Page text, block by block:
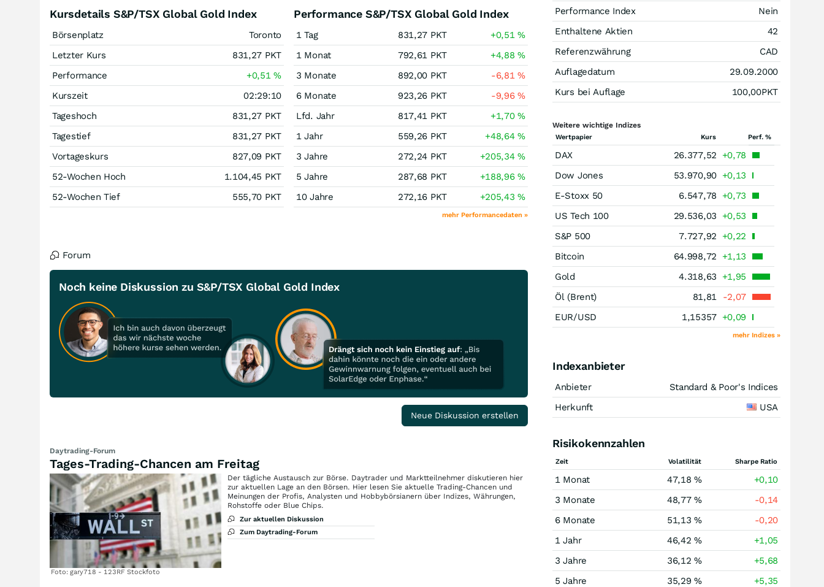
Kursdetails S&P/TSX Global Gold Index
Börsenplatz
Toronto
Letzter Kurs
831,27 PKT
Performance
+0,51%
Kurszeit
02:29:10
Tageshoch
831,27 PKT
Tagestief
831,27 PKT
Vortageskurs
827,09 PKT
52-Wochen Hoch
1.104,45 PKT
52-Wochen Tief
555,70 PKT
Performance S&P/TSX Global Gold Index
1 Tag 831,27 PKT +0,51%
1 Monat
792,61 PKT +4,88%
3 Monate
892,00 PKT -6,81%
6 Monate
923,26 PKT -9,96%
Lfd. Jahr
817,41 PKT +1,70%
1 Jahr
559,26 PKT +48,64%
3 Jahre
272,24 PKT +205,34%
5 Jahre
287,68 PKT +188,96%
10 Jahre
272,16 PKT +205,43%
mehr Performancedaten »
Forum
Noch keine Diskussion zu S&P/TSX Global Gold Index
Neue Diskussion erstellen
Daytrading-Forum
Tages-Trading-Chancen am Freitag
Foto: gary718 - 123RF Stockfoto
Der tägliche Austausch zur Börse. Daytrader und Marktteilnehmer diskutieren hier
zur aktuellen Lage an den Börsen. Hier lesen Sie aktuelle Trading-Chancen und
Meinungen der Profis, Analysten und Hobbybörsianern über Indizes, Währungen,
Rohstoffe oder Blue Chips.
Zur aktuellen Diskussion
Zum Daytrading-Forum
Performance Index
Nein
Enthaltene Aktien
42
Referenzwährung
CAD
Auflagedatum
29.09.2000
Kurs bei Auflage
100,00PKT
Weitere wichtige Indizes
Wertpapier Kurs Perf. %
DAX 26.377,52
+0,78
Dow Jones
53.970,90 +0,13
E-Stoxx 50
6.547,78
+0,73
US Tech 100
29.536,03
+0,53
S&P 500
7.727,92
+0,22
Bitcoin
64.998,72
+1,13
Gold
4.318,63
+1,95
Öl (Brent)
81,81
-2,07
EUR/USD
1,15357 +0,09
mehr Indizes »
Indexanbieter
Anbieter
Standard & Poor's Indices
Herkunft
USA
Risikokennzahlen
Zeit Volatilität Sharpe Ratio
1 Monat 47,18 %
+0,10
3 Monate
48,77 %
-0,14
6 Monate
51,13 %
-0,20
1 Jahr
46,42 %
+1,05
3 Jahre
36,12 %
+5,68
5 Jahre
35,29 % +5,35